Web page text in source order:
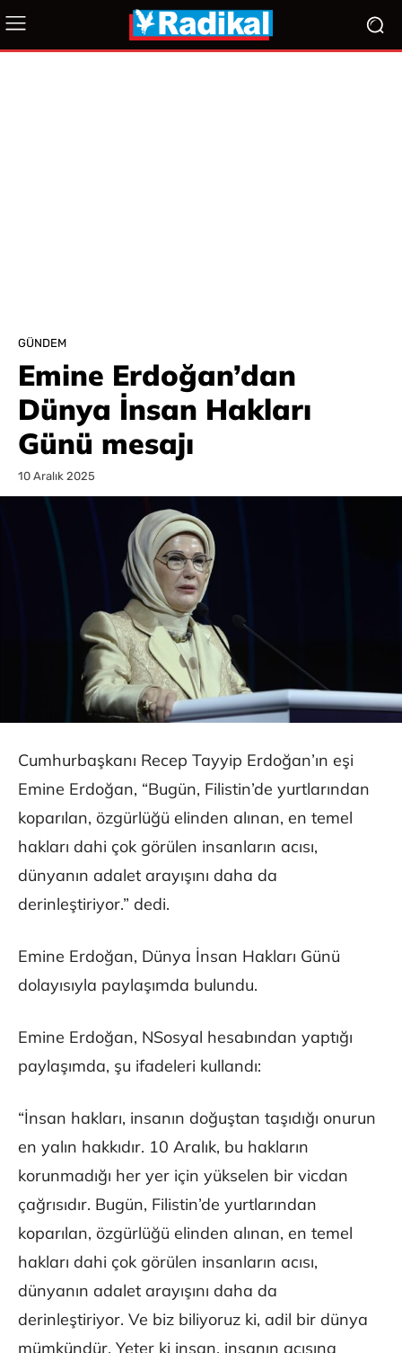
GÜNDEM
Emine Erdoğan’dan
Dünya İnsan Hakları
Günü mesajı
10 Aralık 2025
Cumhurbaşkanı Recep Tayyip Erdoğan’ın eşi
Emine Erdoğan, “Bugün, Filistin’de yurtlarından
koparılan, özgürlüğü elinden alınan, en temel
hakları dahi çok görülen insanların acısı,
dünyanın adalet arayışını daha da
derinleştiriyor.” dedi.
Emine Erdoğan, Dünya İnsan Hakları Günü
dolayısıyla paylaşımda bulundu.
Emine Erdoğan, NSosyal hesabından yaptığı
paylaşımda, şu ifadeleri kullandı:
“İnsan hakları, insanın doğuştan taşıdığı onurun
en yalın hakkıdır. 10 Aralık, bu hakların
korunmadığı her yer için yükselen bir vicdan
çağrısıdır. Bugün, Filistin’de yurtlarından
koparılan, özgürlüğü elinden alınan, en temel
hakları dahi çok görülen insanların acısı,
dünyanın adalet arayışını daha da
derinleştiriyor. Ve biz biliyoruz ki, adil bir dünya
mümkündür. Yeter ki insan, insanın acısına